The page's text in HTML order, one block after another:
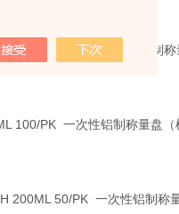
63MM 100/PK 一次性铝制
100/PK 一次性铝制称量盘（
200ML 50/PK 一次性铝制称